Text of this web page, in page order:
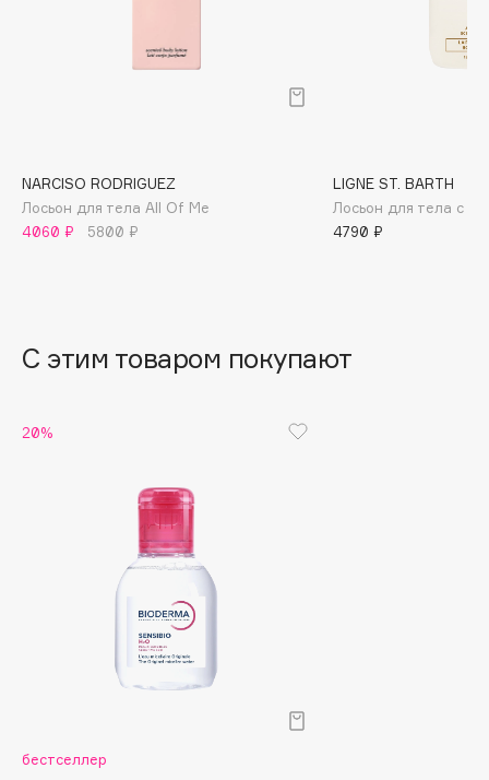
Basicare
Batiste
Bebble
Biodance
Boadicea The Victorious
Brunello Cucinelli
NARCISO RODRIGUEZ
Лосьон для тела All Of Me
4060 ₽
5800 ₽
LIGNE ST. BARTH
Лосьон для тела с
4790 ₽
С этим товаром покупают
20%
бестселлер